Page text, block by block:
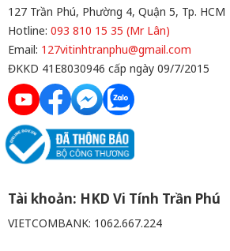
Graphics 620 Vỏ Kim Loại
Nguyên Khối
Li-ion Cân nặng: 1.74 kg Màu
sắc: Vàng OS: Windows 11
127 Trần Phú, Phường 4, Quận 5, Tp. HCM
Hotline: 093 810 15 35 (Mr Lân)
Email: 127vitinhtranphu@gmail.com
ĐKKD 41E8030946 cấp ngày 09/7/2015
Tài khoản: HKD Vi Tính Trần Phú
VIETCOMBANK: 1062.667.224